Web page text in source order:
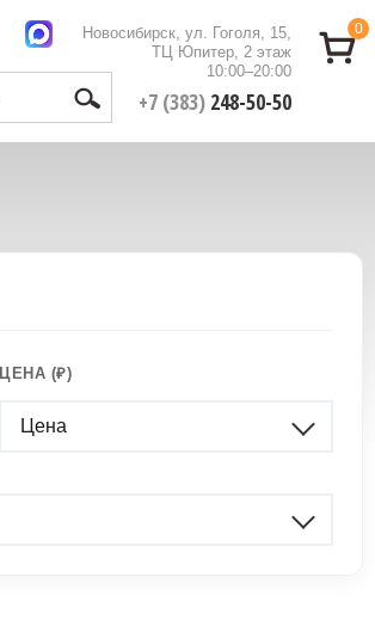
Новосибирск, ул. Гоголя, 15,
ТЦ Юпитер, 2 этаж
10:00–20:00
+7 (383) 248-50-50
0
ЦЕНА (₽)
Цена